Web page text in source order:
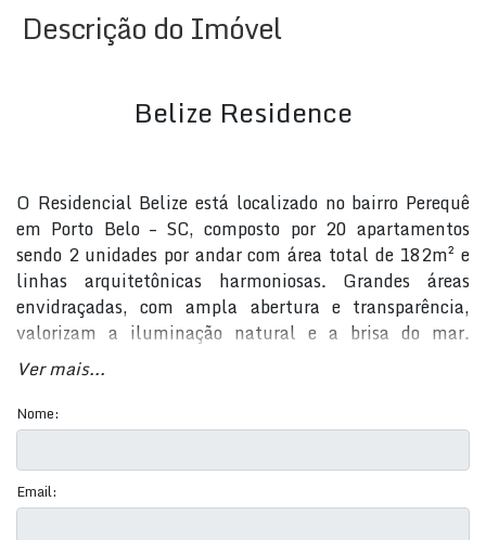
Descrição do Imóvel
Belize Residence
O Residencial Belize está localizado no bairro Perequê
em Porto Belo – SC, composto por 20 apartamentos
sendo 2 unidades por andar com área total de 182m² e
linhas arquitetônicas harmoniosas. Grandes áreas
envidraçadas, com ampla abertura e transparência,
valorizam a iluminação natural e a brisa do mar.
Ambientes sociais integrados, convidando para o
convívio em família e a celebração entre amigos. O
Residencial Belize está a pouco metros da praia em uma
região que está em constante desenvolvimento e uma
ampla rede de serviços. Preço e disponibilidade do
imóvel sujeitos a alteração sem aviso prévio.
Ver mais...
Nome:
Email: